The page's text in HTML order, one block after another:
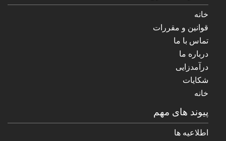
خانه
قوانین و مقررات
تماس با ما
درباره ما
درآمدزایی
شکایات
خانه
پیوند های مهم
اطلاعیه ها